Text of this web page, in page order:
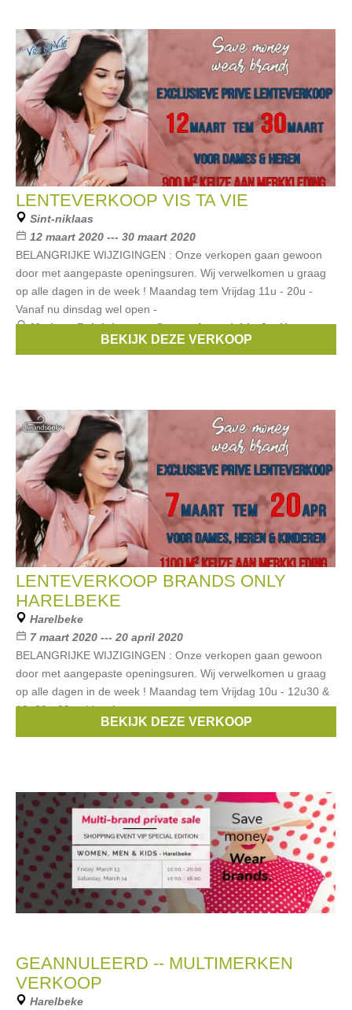
LENTEVERKOOP VIS TA VIE
Sint-niklaas
12 maart 2020 --- 30 maart 2020
BELANGRIJKE WIJZIGINGEN : Onze verkopen gaan gewoon
door met aangepaste openingsuren. Wij verwelkomen u graag
op alle dagen in de week ! Maandag tem Vrijdag 11u - 20u -
Vanaf nu dinsdag wel open -
Merken:Ralph Lauren,Guess,Armani,Liu Jo,Hugo
BEKIJK DEZE VERKOOP
LENTEVERKOOP BRANDS ONLY
HARELBEKE
Harelbeke
7 maart 2020 --- 20 april 2020
BELANGRIJKE WIJZIGINGEN : Onze verkopen gaan gewoon
door met aangepaste openingsuren. Wij verwelkomen u graag
op alle dagen in de week ! Maandag tem Vrijdag 10u - 12u30 &
13u30 - 20u - Vanaf nu
Guess,Armani,Liu Jo,Hugo Boss
BEKIJK DEZE VERKOOP
GEANNULEERD -- MULTIMERKEN
VERKOOP
Harelbeke